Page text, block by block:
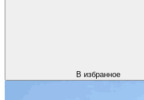
В избранное